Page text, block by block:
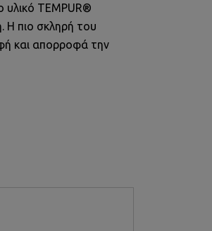
υλικό TEMPUR®
Η πιο σκληρή του
και απορροφά την